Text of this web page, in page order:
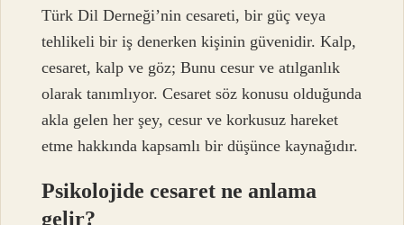
Türk Dil Derneği’nin cesareti, bir güç veya
tehlikeli bir iş denerken kişinin güvenidir. Kalp,
cesaret, kalp ve göz; Bunu cesur ve atılganlık
olarak tanımlıyor. Cesaret söz konusu olduğunda
akla gelen her şey, cesur ve korkusuz hareket
etme hakkında kapsamlı bir düşünce kaynağıdır.
Psikolojide cesaret ne anlama
gelir?